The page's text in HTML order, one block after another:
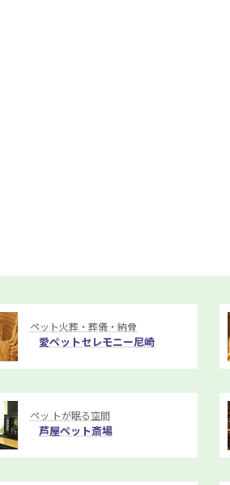
ペット火葬・葬儀・納骨
愛ペットセレモニー尼崎
ペッ トが眠る空間
芦屋ペット斎場